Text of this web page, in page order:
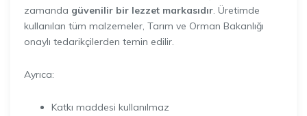
zamanda güvenilir bir lezzet markasıdır. Üretimde
kullanılan tüm malzemeler, Tarım ve Orman Bakanlığı
onaylı tedarikçilerden temin edilir.
Ayrıca:
Katkı maddesi kullanılmaz